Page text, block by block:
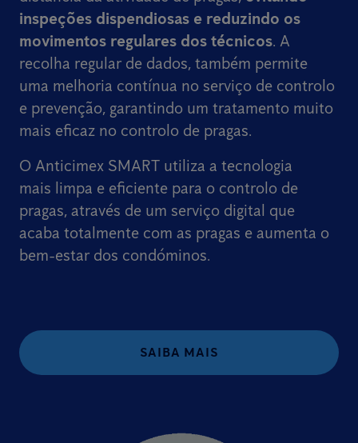
inspeções dispendiosas e reduzindo os
movimentos regulares dos técnicos. A
recolha regular de dados, também permite
uma melhoria contínua no serviço de controlo
e prevenção, garantindo um tratamento muito
mais eficaz no controlo de pragas.
O Anticimex SMART utiliza a tecnologia
mais limpa e eficiente para o controlo de
pragas, através de um serviço digital que
acaba totalmente com as pragas e aumenta o
bem-estar dos condóminos.
SAIBA MAIS